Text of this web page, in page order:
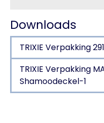
Downloads
TRIXIE Verpakking
TRIXIE Verpakking
Shamoodeckel-1